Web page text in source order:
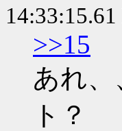
>>15
あれ
ト？